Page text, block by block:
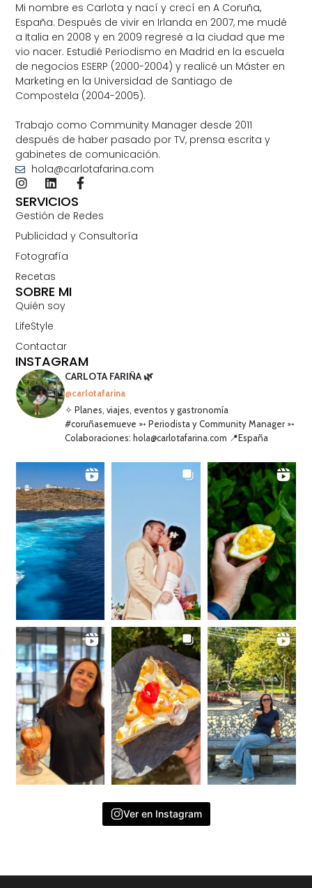
Mi nombre es Carlota y nací y crecí en A Coruña,
España. Después de vivir en Irlanda en 2007, me mudé
a Italia en 2008 y en 2009 regresé a la ciudad que me
vio nacer. Estudié Periodismo en Madrid en la escuela
de negocios ESERP (2000-2004) y realicé un Máster en
Marketing en la Universidad de Santiago de
Compostela (2004-2005).
Trabajo como Community Manager desde 2011
después de haber pasado por TV, prensa escrita y
gabinetes de comunicación.
hola@carlotafarina.com
SOBRE MI
Quién soy
LifeStyle
Contactar
SERVICIOS
Gestión de Redes
Publicidad y Consultoría
Fotografía
Recetas
INSTAGRAM
CARLOTA FARIÑA 🌿
@carlotafarina
✧ Planes, viajes, eventos y gastronomía
#coruñasemueve ➳ Periodista y Community Manager ➳
Colaboraciones: hola@carlotafarina.com 📍España
Ver en Instagram